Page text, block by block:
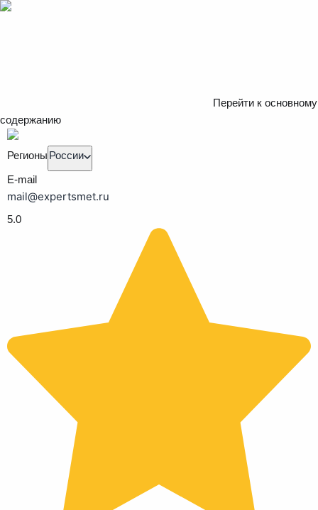
Перейти к основному
содержанию
Регионы России
E-mail
mail@expertsmet.ru
5.0